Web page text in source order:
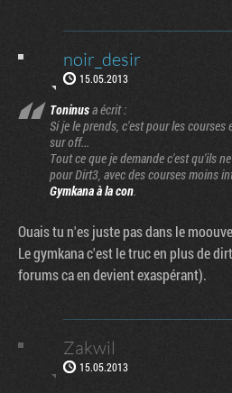
noir_desir
15.05.2013
Toninusa écrit :
Si je le prends, c'est pour les
sur off...
Tout ce que je demande c'est qu'ils
pour Dirt3, avec des courses moins
Gymkana à la con.
Ouais tu n'es juste pas dans le
Le gymkana c'est le truc en plus de
forums ca en devient exaspérant).
Zakwil
15.05.2013